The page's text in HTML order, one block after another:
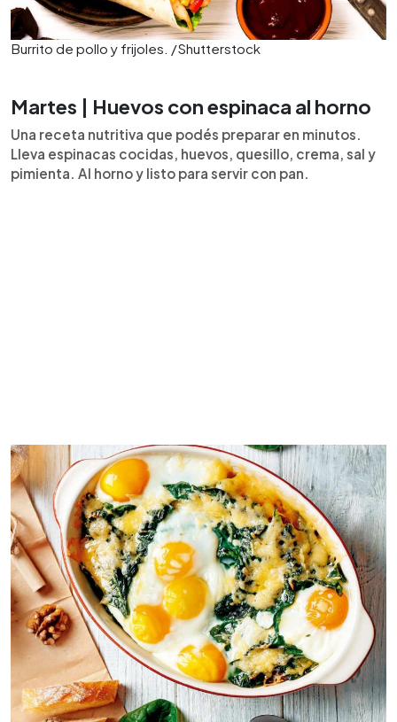
Burrito de pollo y frijoles. /Shutterstock
Martes | Huevos con espinaca al horno
Una receta nutritiva que podés preparar en minutos.
Lleva espinacas cocidas, huevos, quesillo, crema, sal y
pimienta. Al horno y listo para servir con pan.